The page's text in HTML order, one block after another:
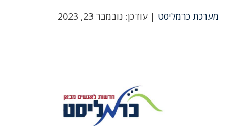
מערכת כרמליסט | עודכן: נובמבר 23, 2023